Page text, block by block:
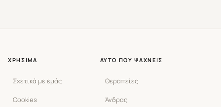
ΧΡΉΣΙΜΑ
Σχετικά με εμάς
Cookies
ΑΥΤΌ ΠΟΥ ΨΆΧΝΕΙΣ
Θεραπείες
Άνδρας